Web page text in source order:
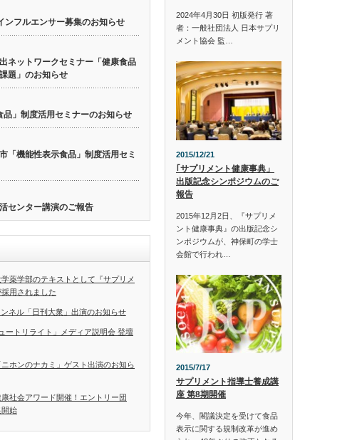
ンフルエンサー募集のお知らせ
ネットワークセミナー「健康食品
題」のお知らせ
品」制度活用セミナーのお知らせ
「機能性表示食品」制度活用セミ
センター講演のご報告
薬学部のテキストとして『サプリメ
用されました
ネル「日刊大衆」出演のお知らせ
ートリライト」メディア説明会 登壇
ホンのナカミ」ゲスト出演のお知ら
社会アワード開催！エントリー団
開始
2024年4月30日 初版発行 著
者：一般社団法人 日本サプリ
メント協会 監…
2015/12/21
｢サプリメント健康事典」
出版記念シンポジウムのご
報告
2015年12月2日、『サプリメ
ント健康事典』の出版記念シ
ンポジウムが、神保町の学士
会館で行われ…
2015/7/17
サプリメント指導士養成講
座 第8期開催
今年、閣議決定を受けて食品
表示に関する規制改革が進め